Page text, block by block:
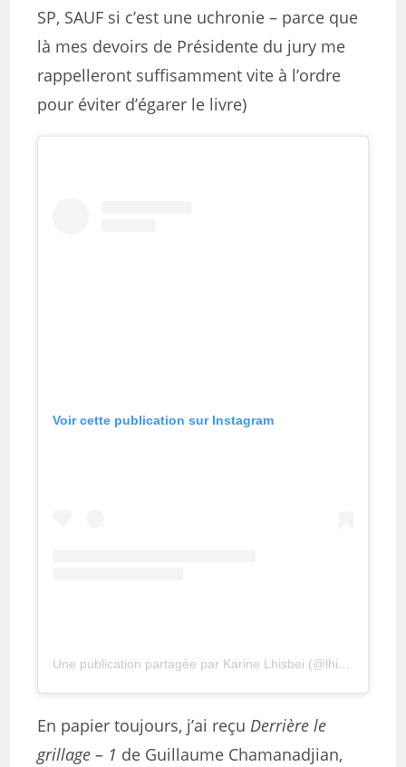
SP, SAUF si c’est une uchronie – parce que
là mes devoirs de Présidente du jury me
rappelleront suffisamment vite à l’ordre
pour éviter d’égarer le livre)
Voir cette publication sur Instagram
Une publication partagée par Karine Lhisbei (@lhisbei)
En papier toujours, j’ai reçuDerrière le
grillage – 1 de Guillaume Chamanadjian,